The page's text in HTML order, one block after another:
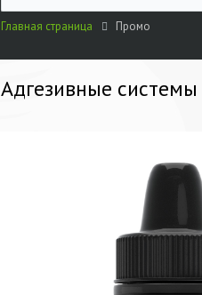
Главная страница Промо
Адгезивные системы